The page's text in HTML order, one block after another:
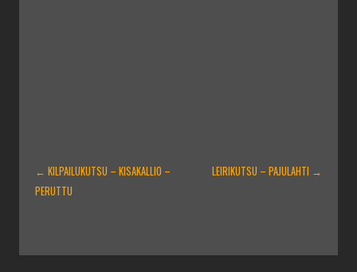
ARTIKKELIEN
SELAUS
← KILPAILUKUTSU – KISAKALLIO –
PERUTTU
LEIRIKUTSU – PAJULAHTI →